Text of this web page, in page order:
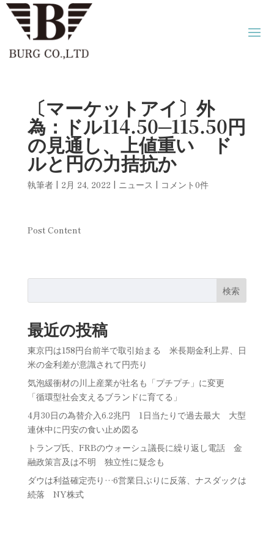
〔マーケットアイ〕外
為：ドル114.50─115.50円
の見通し、上値重い ド
ルと円の力拮抗か
執筆者 | 2月 24, 2022 | ニュース | コメント0件
Post Content
検索
最近の投稿
東京円は158円台前半で取引始まる 米長期金利上昇、日
米の金利差が意識されて円売り
気泡緩衝材の川上産業が社名も「プチプチ」に変更
「循環型社会支えるブランドに育てる」
4月30日の為替介入6.2兆円 1日当たりで過去最大 大型
連休中に円安の食い止め図る
トランプ氏、FRBのウォーシュ議長に繰り返し電話 金
融政策言及は不明 独立性に疑念も
ダウは利益確定売り…6営業日ぶりに反落、ナスダックは
続落 NY株式